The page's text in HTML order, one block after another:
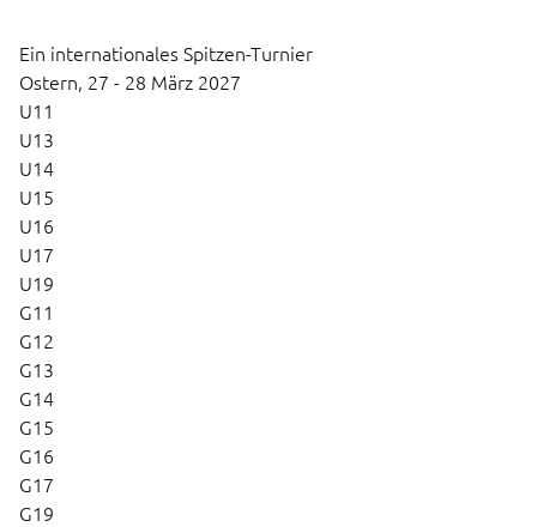
Ein internationales Spitzen-Turnier
Ostern, 27 - 28 März 2027
U11
U13
U14
U15
U16
U17
U19
G11
G12
G13
G14
G15
G16
G17
G19